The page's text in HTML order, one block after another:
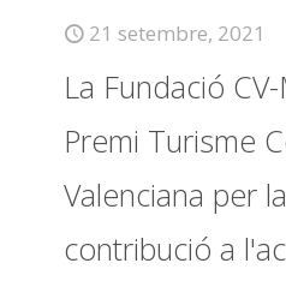
21 setembre, 2021
La Fundació
Premi Turisme
Valenciana per
contribució a